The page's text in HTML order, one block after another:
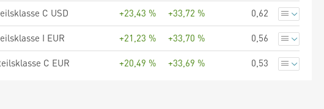
C USD +23,43 % +33,72 % 0,62
I EUR +21,23 % +33,70 % 0,56
C EUR +20,49 % +33,69 % 0,53